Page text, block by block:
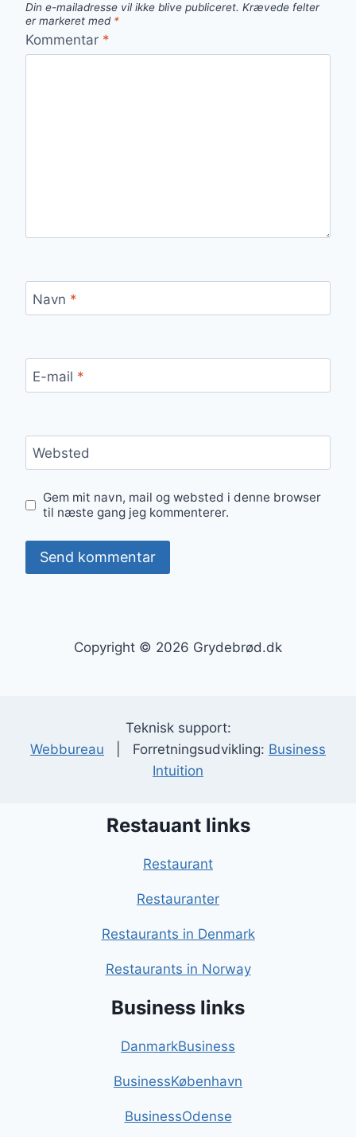
Din e-mailadresse vil ikke blive publiceret. Krævede felter
er markeret med *
Kommentar *
Navn *
E-mail *
Websted
Gem mit navn, mail og websted i denne browser
til næste gang jeg kommenterer.
Copyright © 2026 Grydebrød.dk
Teknisk support:
Webbureau | Forretningsudvikling: Business
Intuition
Restauant links
Restaurant
Restauranter
Restaurants in Denmark
Restaurants in Norway
Business links
DanmarkBusiness
BusinessKøbenhavn
BusinessOdense